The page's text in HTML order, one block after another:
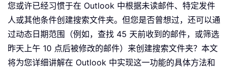
您或许已经习惯于在 Outlook 中根据未读邮件、特定发件
人或其他条件创建搜索文件夹。但您是否曾想过，还可以通
过动态日期范围（例如，查找 45 天前收到的邮件，或筛选
昨天上午 10 点后被修改的邮件）来创建搜索文件夹？本文
将为您详细讲解在 Outlook 中实现这一功能的具体方法和